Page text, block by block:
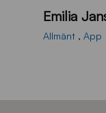
0
0
Allmänt , App